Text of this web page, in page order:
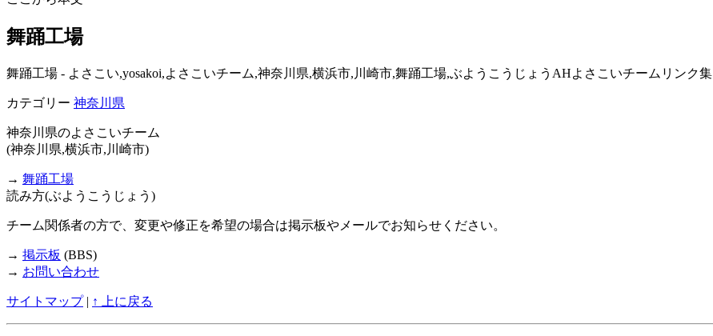
舞踊工場
舞踊工場 - よさこい,yosakoi,よさこいチーム,神奈川県,横浜市,川崎市,舞踊工場,ぶようこうじょうAHよさこいチームリンク集
カテゴリー 神奈川県
神奈川県のよさこいチーム
(神奈川県,横浜市,川崎市)
→ 舞踊工場
読み方(ぶようこうじょう)
チーム関係者の方で、変更や修正を希望の場合は掲示板やメールでお知らせください。
→ 掲示板 (BBS)
→ お問い合わせ
サイトマップ| ↑ 上に戻る